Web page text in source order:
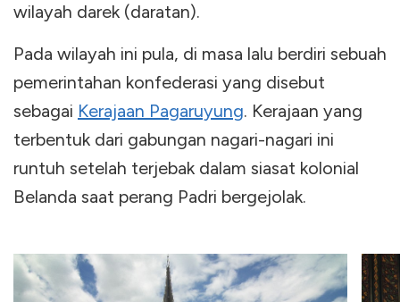
wilayah darek (daratan).
Pada wilayah ini pula, di masa lalu berdiri sebuah
pemerintahan konfederasi yang disebut
sebagai Kerajaan Pagaruyung. Kerajaan yang
terbentuk dari gabungan nagari-nagari ini
runtuh setelah terjebak dalam siasat kolonial
Belanda saat perang Padri bergejolak.